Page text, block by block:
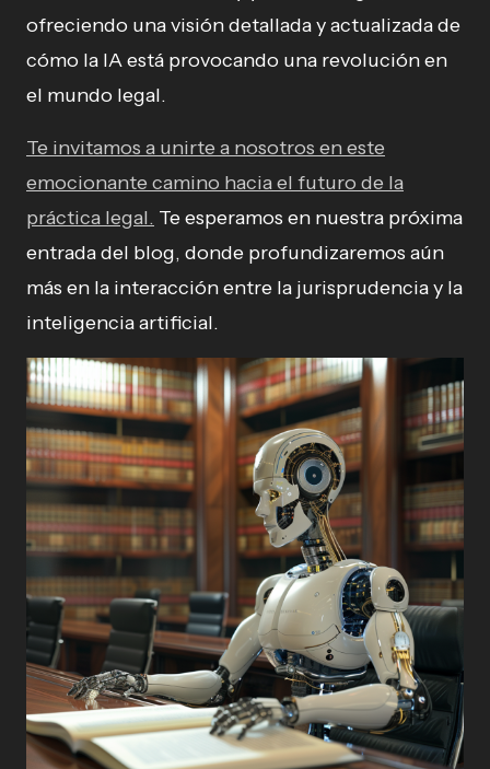
ofreciendo una visión detallada y actualizada de
cómo la IA está provocando una revolución en
el mundo legal.
Te invitamos a unirte a nosotros en este
emocionante camino hacia el futuro de la
práctica legal. Te esperamos en nuestra próxima
entrada del blog, donde profundizaremos aún
más en la interacción entre la jurisprudencia y la
inteligencia artificial.